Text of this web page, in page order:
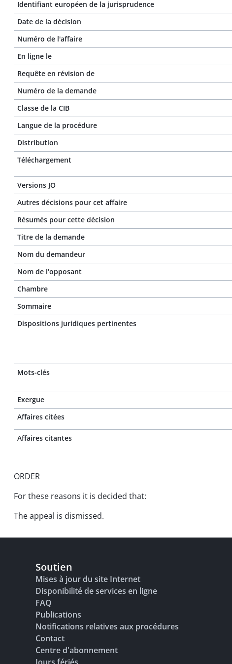
Identifiant européen de la jurisprudence
Date de la décision
Numéro de l'affaire
En ligne le
Requête en révision de
Numéro de la demande
Classe de la CIB
Langue de la procédure
Distribution
Téléchargement
Versions JO
Autres décisions pour cet affaire
Résumés pour cette décision
Titre de la demande
Nom du demandeur
Nom de l'opposant
Chambre
Sommaire
Dispositions juridiques pertinentes
Mots-clés
Exergue
Affaires citées
Affaires citantes
ORDER
For these reasons it is decided that:
The appeal is dismissed.
Soutien
Mises à jour du site Internet
Disponibilité de services en ligne
FAQ
Publications
Notifications relatives aux procédures
Contact
Centre d'abonnement